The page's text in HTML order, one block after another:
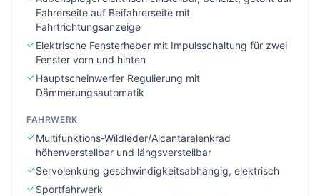
Fahrerseite auf Beifahrerseite mit
Fahrtrichtungsanzeige
Elektrische Fensterheber mit Impulsschaltung für zwei
Fenster vorn und hinten
Hauptscheinwerfer Regulierung mit
Dämmerungsautomatik
FAHRWERK
Multifunktions-Wildleder/Alcantaralenkrad
höhenverstellbar und längsverstellbar
Servolenkung geschwindigkeitsabhängig, elektrisch
Sportfahrwerk